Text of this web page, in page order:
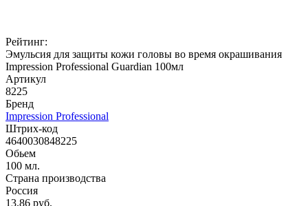
Рейтинг:
Эмульсия для защиты кожи головы во время окрашивания
Impression Professional Guardian 100мл
Артикул
8225
Бренд
Impression Professional
Штрих-код
4640030848225
Обьем
100 мл.
Страна производства
Россия
13.86 руб.